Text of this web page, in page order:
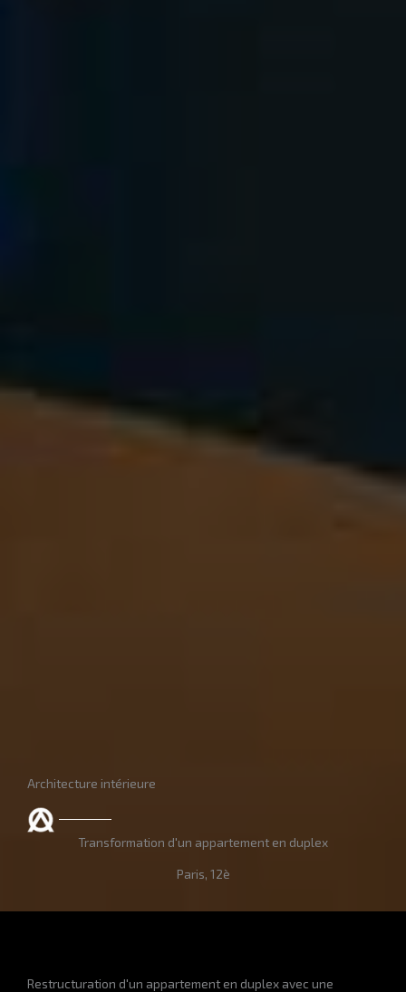
Architecture intérieure
Transformation d'un appartement en duplex
Paris, 12è
Restructuration d'un appartement en duplex avec une